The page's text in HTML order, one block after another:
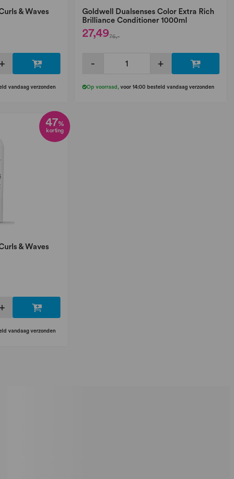
& Waves
+
vandaag verzonden
Goldwell Dualsenses Color Extra Rich
Brilliance Conditioner 1000ml
27,4976,-
- +
Op voorraad ,voor 14:00 besteld vandaag verzonden
47%
korting
& Waves
+
vandaag verzonden